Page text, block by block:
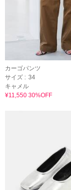
カーゴパンツ
サイズ : 34
キャメル
¥11,550 30%OFF